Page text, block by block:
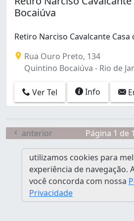
Catete (3)
Copacabana (3)
Engenho Novo (1)
Freguesia (Jacarepaguá) (2)
Glória (1)
Gávea (1)
Jacarepaguá (1)
Leblon (1)
Padre Miguel (1)
Penha (1)
Pitangueiras (1)
Praça Seca (3)
Quintino Bocaiúva (1)
Recreio dos Bandeirantes (1)
Bocaiúva
Retiro Narciso Cavalcante Casa
Rua Ouro Preto, 134
Quintino Bocaiúva - Rio de
Ver Tel Info
anterior Página 1 de 1
utilizamos cookies para
experiência de navegação.
você concorda com nossa
Privacidade